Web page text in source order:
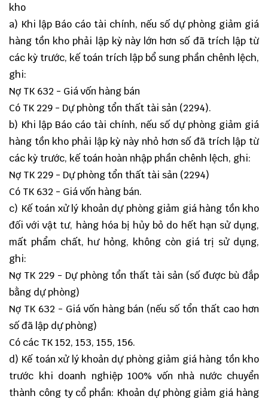
kho
a) Khi lập Báo cáo tài chính, nếu số dự phòng giảm giá
hàng tồn kho phải lập kỳ này lớn hơn số đã trích lập từ
các kỳ trước, kế toán trích lập bổ sung phần chênh lệch,
ghi:
Nợ TK 632 - Giá vốn hàng bán
Có TK 229 - Dự phòng tổn thất tài sản (2294).
b) Khi lập Báo cáo tài chính, nếu số dự phòng giảm giá
hàng tồn kho phải lập kỳ này nhỏ hơn số đã trích lập từ
các kỳ trước, kế toán hoàn nhập phần chênh lệch, ghi:
Nợ TK 229 - Dự phòng tổn thất tài sản (2294)
Có TK 632 - Giá vốn hàng bán.
c) Kế toán xử lý khoản dự phòng giảm giá hàng tồn kho
đối với vật tư, hàng hóa bị hủy bỏ do hết hạn sử dụng,
mất phẩm chất, hư hỏng, không còn giá trị sử dụng,
ghi:
Nợ TK 229 - Dự phòng tổn thất tài sản (số được bù đắp
bằng dự phòng)
Nợ TK 632 - Giá vốn hàng bán (nếu số tổn thất cao hơn
số đã lập dự phòng)
Có các TK 152, 153, 155, 156.
d) Kế toán xử lý khoản dự phòng giảm giá hàng tồn kho
trước khi doanh nghiệp 100% vốn nhà nước chuyển
thành công ty cổ phần: Khoản dự phòng giảm giá hàng